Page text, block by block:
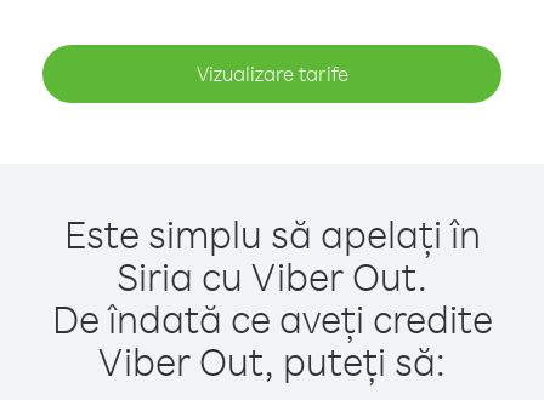
Vizualizare tarife
Este simplu să apelați în
Siria cu Viber Out.
De îndată ce aveți credite
Viber Out, puteți să: